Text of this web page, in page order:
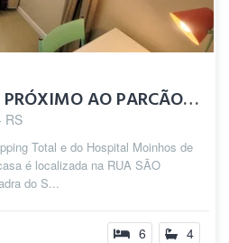
QUARTO EM CASA PRÓXIMO AO PARCÃO / MOINHOS DE VENTO /SHOPING
RS
Total e do Hospital Moinhos de
é localizada na RUA SÃO
do S...
6 4